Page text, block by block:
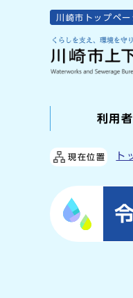
川崎市トップペー
利用
現在位置 ト